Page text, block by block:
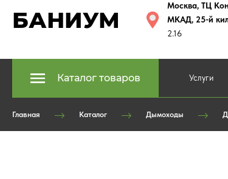
БАНИУМ
Москва, ТЦ
МКАД, 25-й
2.16
Каталог товаров Услуги
Главная Каталог Дымоходы